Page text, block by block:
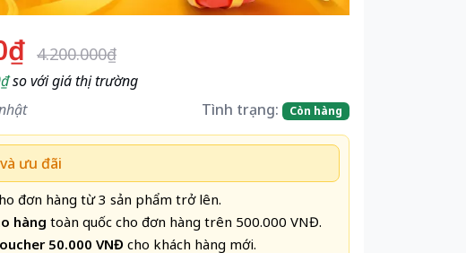
4.200.000₫
so với giá thị trường
Tình trạng: Còn hàng
ưu đãi
đơn hàng từ 3 sản phẩm trở lên.
hàng toàn quốc cho đơn hàng trên 500.000 VNĐ.
50.000 VNĐ cho khách hàng mới.